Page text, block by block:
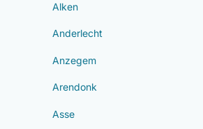
Alken
Anderlecht
Anzegem
Arendonk
Asse